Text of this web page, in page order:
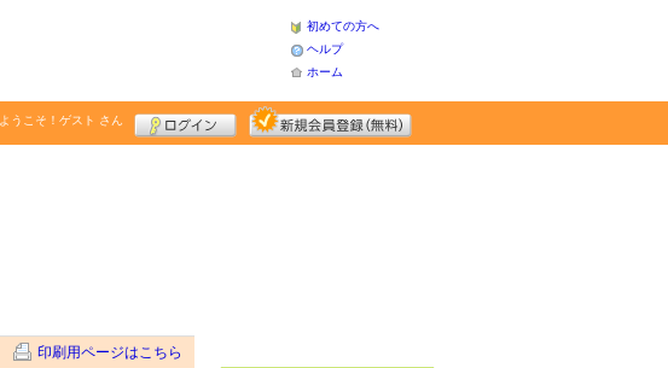
初めての方へ
ヘルプ
ホーム
ようこそ！ ゲスト さん
印刷用ページはこちら